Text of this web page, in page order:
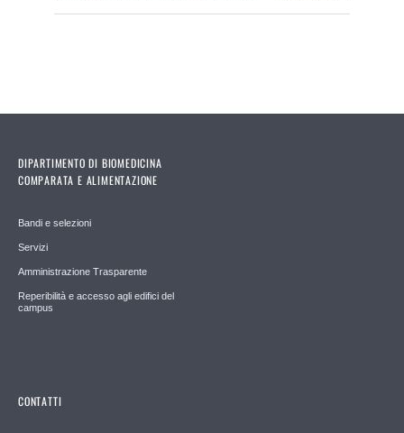
DIPARTIMENTO DI BIOMEDICINA
COMPARATA E ALIMENTAZIONE
Bandi e selezioni
Servizi
Amministrazione Trasparente
Reperibilità e accesso agli edifici del
campus
CONTATTI